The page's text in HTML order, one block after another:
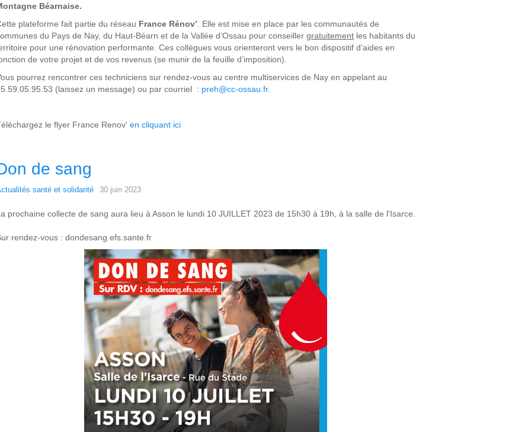
Béarnaise.
plateforme fait partie du réseau France Rénov’ . Elle est mise en place par les communautés de
du Pays de Nay, du Haut-Béarn et de la Vallée d’Ossau pour conseiller gratuitement les habitants du
pour une rénovation performante. Ces collègues vous orienteront vers le bon dispositif d’aides en
de votre projet et de vos revenus (se munir de la feuille d’imposition).
pourrez rencontrer ces techniciens sur rendez-vous au centre multiservices de Nay en appelant au
(laissez un message) ou par courriel : preh@cc-ossau.fr.
le flyer France Renov' en cliquant ici
de sang
santé et solidarité 30 juin 2023
prochaine collecte de sang aura lieu à Asson le lundi 10 JUILLET 2023 de 15h30 à 19h, à la salle de l'Isarce.
rendez-vous : dondesang.efs.sante.fr